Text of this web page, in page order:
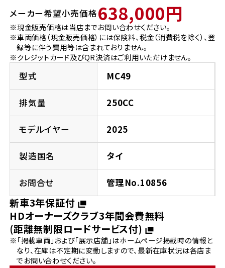
レンタルバイク
洋用品
イベント
法人向けサービス
お問い合わせ
メーカー希望小売価格638,000円
※現金販売価格は当店までお問い合わせください。
※車両価格（現金販売価格）には保険料、税金（消費税を除く）、登
録等に伴う費用等は含まれておりません。
※クレジットカード及びQR決済はご利用いただけません。
型式 MC49
排気量 250CC
モデルイヤー 2025
製造国名 タイ
お問合せ 管理No.10856
新車3年保証付
HDオーナーズクラブ3年間会費無料
(距離無制限ロードサービス付)
※「掲載車両」および「展示店舗」はホームページ掲載時の情報と
なり、在庫は不定期に変動しますので、最新在庫状況は各店ま
でお問い合わせください。
宮城県
ホンダドリーム 仙台泉
ホンダドリーム 宮城岩沼
福島県
ホンダドリーム 郡山
ホンダドリーム 西東京
ホンダドリーム 練馬
ホンダドリーム 板橋
ホンダドリーム 葛飾
ホンダドリーム 大田
ホンダドリーム 立川
神奈川県
ホンダドリーム 磯子
ホンダドリーム 横浜都筑
ホンダドリーム 名古屋南
ホンダドリーム 小牧
ホンダドリーム 名古屋東
ホンダドリーム 一宮
ホンダドリーム 豊橋
ホンダドリーム 名古屋上小田井
岐阜県
ホンダドリーム 岐阜
ホンダドリーム 箕面
ホンダドリーム 藤井寺
ホンダドリーム 東淀川
ホンダドリーム 豊中
京都府
ホンダドリーム 京都北山
兵庫県
広島県
ホンダドリーム 広島
ホンダドリーム 福山
徳島県
ホンダドリーム 徳島
香川県
ホンダドリーム 高松
高知県
ホンダドリーム 福岡東
ホンダドリーム 久留米
ホンダドリーム 福岡春日
ホンダドリーム 福岡西
熊本県